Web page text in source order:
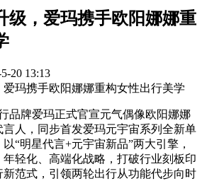
级，爱玛携手欧阳娜娜重
20 13:13
品牌爱玛正式官宣元气偶像欧阳娜娜
人，同步首发爱玛元宇宙系列全新单
“明星代言+元宇宙新品”两大引擎，
轻化、高端化战略，打破行业刻板印
范式，引领两轮出行从功能代步向时